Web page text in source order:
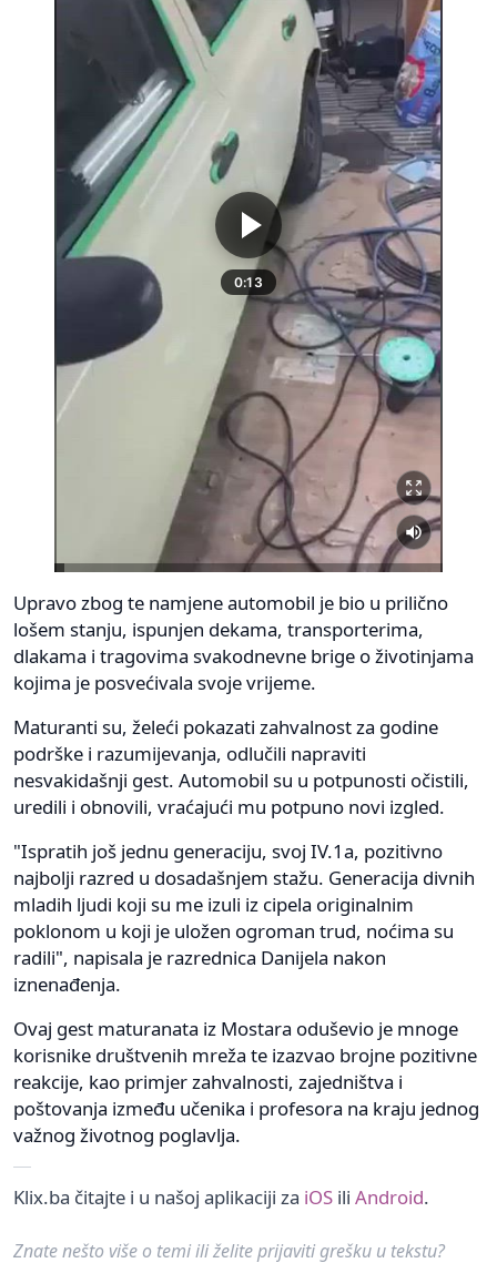
Upravo zbog te namjene automobil je bio u prilično
lošem stanju, ispunjen dekama, transporterima,
dlakama i tragovima svakodnevne brige o životinjama
kojima je posvećivala svoje vrijeme.
Maturanti su, želeći pokazati zahvalnost za godine
podrške i razumijevanja, odlučili napraviti
nesvakidašnji gest. Automobil su u potpunosti očistili,
uredili i obnovili, vraćajući mu potpuno novi izgled.
"Ispratih još jednu generaciju, svoj IV.1a, pozitivno
najbolji razred u dosadašnjem stažu. Generacija divnih
mladih ljudi koji su me izuli iz cipela originalnim
poklonom u koji je uložen ogroman trud, noćima su
radili", napisala je razrednica Danijela nakon
iznenađenja.
Ovaj gest maturanata iz Mostara oduševio je mnoge
korisnike društvenih mreža te izazvao brojne pozitivne
reakcije, kao primjer zahvalnosti, zajedništva i
poštovanja između učenika i profesora na kraju jednog
važnog životnog poglavlja.
Klix.ba čitajte i u našoj aplikaciji za iOS ili Android.
Znate nešto više o temi ili želite prijaviti grešku u tekstu?